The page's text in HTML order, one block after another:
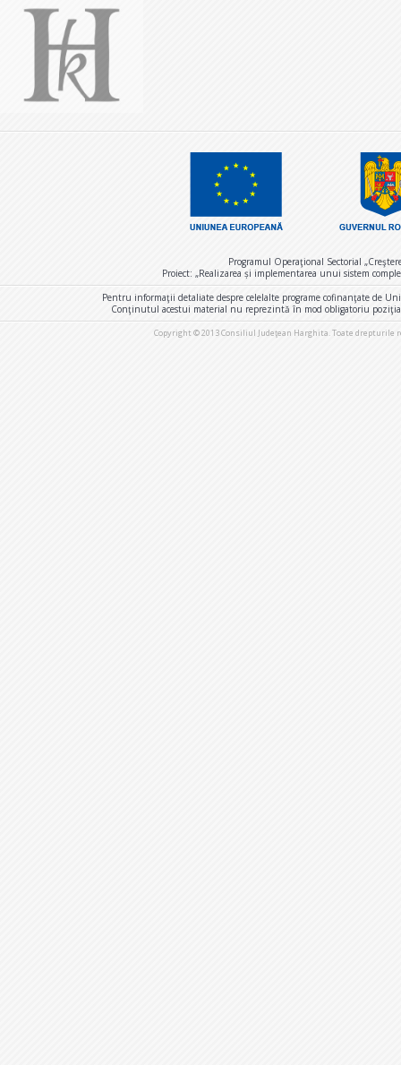
Programul Operaţional Sectorial
Proiect: „Realizarea și implementarea unui sistem
Pentru informaţii detaliate despre celelalte programe cofinanţate de
Conţinutul acestui material nu reprezintă în mod obligatoriu
Copyright © 2013 Consiliul Judeţean Harghita. Toate drepturile